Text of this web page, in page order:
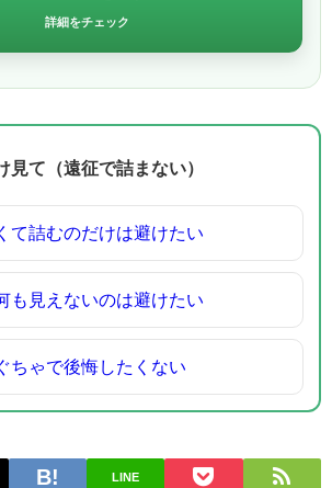
詳細をチェック
見て（遠征で詰まない）
て詰むのだけは避けたい
も見えないのは避けたい
ちゃで後悔したくない
LINE